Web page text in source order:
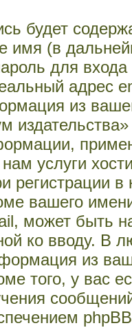
будет
имя (в
для
адрес
из
услуги
регистрации
вашего
может быть
ко вводу. В
из
того, у вас